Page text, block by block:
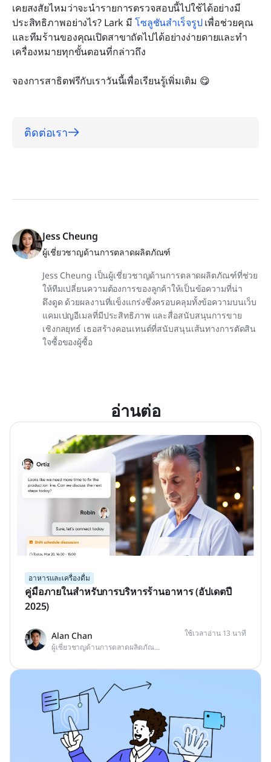
เคยสงสัยไหมว่าจะนำรายการตรวจสอบนี้ไปใช้ได้อย่างมี
ประสิทธิภาพอย่างไร? Lark มี โซลูชันสำเร็จรูป เพื่อช่วยคุณ
และทีมร้านของคุณเปิดสาขาถัดไปได้อย่างง่ายดายและทำ
เครื่องหมายทุกขั้นตอนที่กล่าวถึง
จองการสาธิตฟรีกับเราวันนี้เพื่อเรียนรู้เพิ่มเติม 😋
ติดต่อเรา
Jess Cheung
ผู้เชี่ยวชาญด้านการตลาดผลิตภัณฑ์
Jess Cheung เป็นผู้เชี่ยวชาญด้านการตลาดผลิตภัณฑ์ที่ช่วย
ให้ทีมเปลี่ยนความต้องการของลูกค้าให้เป็นข้อความที่น่า
ดึงดูด ด้วยผลงานที่แข็งแกร่งซึ่งครอบคลุมทั้งข้อความบนเว็บ
แคมเปญอีเมลที่มีประสิทธิภาพ และสื่อสนับสนุนการขาย
เชิงกลยุทธ์ เธอสร้างคอนเทนต์ที่สนับสนุนเส้นทางการตัดสิน
ใจซื้อของผู้ซื้อ
อ่านต่อ
อาหารและเครื่องดื่ม
คู่มือภายในสำหรับการบริหารร้านอาหาร (อัปเดตปี
2025)
Alan Chan
ผู้เชี่ยวชาญด้านการตลาดผลิตภัณฑ์เชิงเทคนิค
ใช้เวลาอ่าน 13 นาที